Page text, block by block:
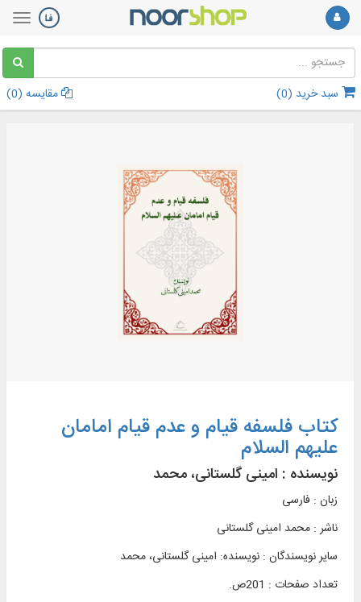
سبد خرید (0
) مقایسه (0
)
کتاب فلسفه قیام و عدم قیام امامان
علیهم السلام
نویسنده : امینی گلستانی، محمد
زبان : فارسی
ناشر : محمد امینی گلستانی
سایر نویسندگان : نویسنده: امینی گلستانی، محمد
تعداد صفحات : 201ص.